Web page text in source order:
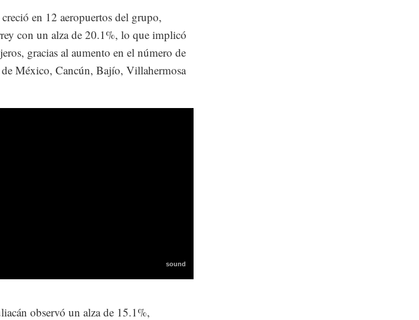
en 12 aeropuertos del grupo,
con un alza de 20.1%, lo que implicó
gracias al aumento en el número de
de México, Cancún, Bajío, Villahermosa
observó un alza de 15.1%,